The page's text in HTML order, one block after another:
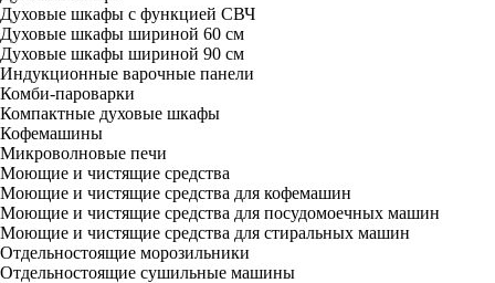
Духовые шкафы с функцией СВЧ
Духовые шкафы шириной 60 см
Духовые шкафы шириной 90 см
Индукционные варочные панели
Комби-пароварки
Компактные духовые шкафы
Кофемашины
Микроволновые печи
Моющие и чистящие средства
Моющие и чистящие средства для кофемашин
Моющие и чистящие средства для посудомоечных машин
Моющие и чистящие средства для стиральных машин
Отдельностоящие морозильники
Отдельностоящие сушильные машины